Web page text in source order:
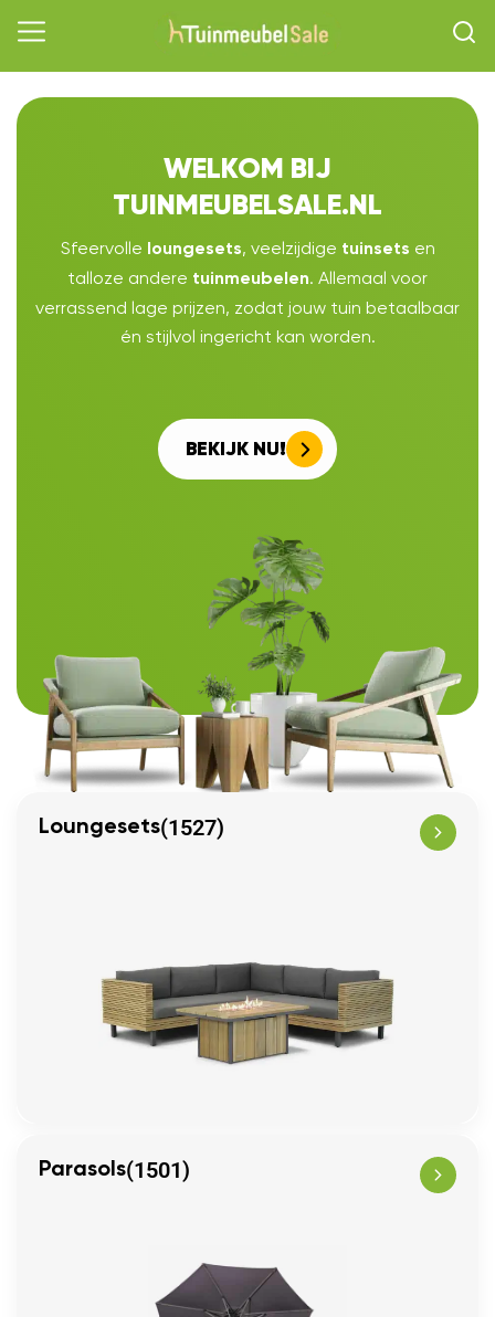
WELKOM BIJ
TUINMEUBELSALE.NL
Sfeervolle loungesets, veelzijdige tuinsets en
talloze andere tuinmeubelen. Allemaal voor
verrassend lage prijzen, zodat jouw tuin betaalbaar
én stijlvol ingericht kan worden.
BEKIJK NU!
Loungesets(1527)
Parasols(1501)